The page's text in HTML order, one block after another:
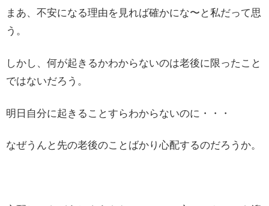
まあ、不安になる理由を見れば確かにな〜と私だって思
う。
しかし、何が起きるかわからないのは老後に限ったこと
ではないだろう。
明日自分に起きることすらわからないのに・・・
なぜうんと先の老後のことばかり心配するのだろうか。